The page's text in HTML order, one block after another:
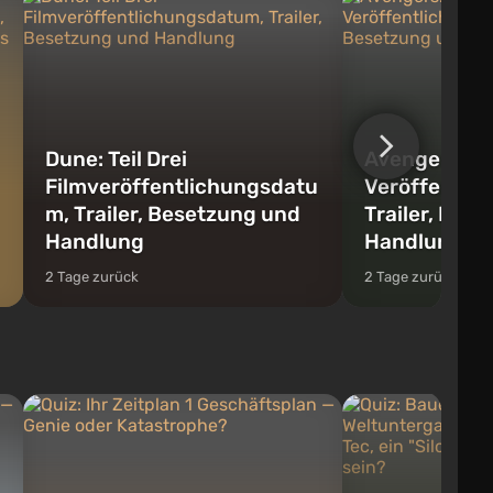
Dune: Teil Drei
Filmveröffentlichungsdatu
m, Trailer, Besetzung und
Handlung
2 Tage zurück
Avengers:
Trailer,
Handlung
2 Tage zurück